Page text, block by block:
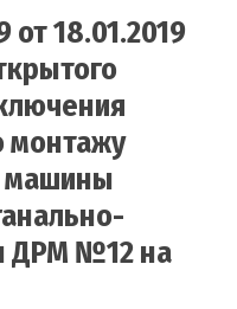
18.01.2019
монтажу
машины
ДРМ №12 на